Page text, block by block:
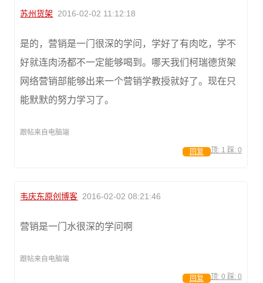
苏州货架 2016-02-02 11:12:18
是的，营销是一门很深的学问，学好了有肉吃，学不
好就连肉汤都不一定能够喝到。哪天我们柯瑞德货架
网络营销部能够出来一个营销学教授就好了。现在只
能默默的努力学习了。
跟帖来自电脑端
顶: 1 踩: 0
回复
韦庆东原创博客 2016-02-02 08:21:46
营销是一门水很深的学问啊
跟帖来自电脑端
顶: 0 踩: 0
回复